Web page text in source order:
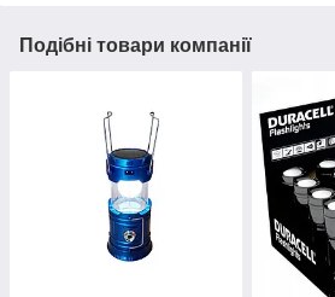
Подібні товари компанії